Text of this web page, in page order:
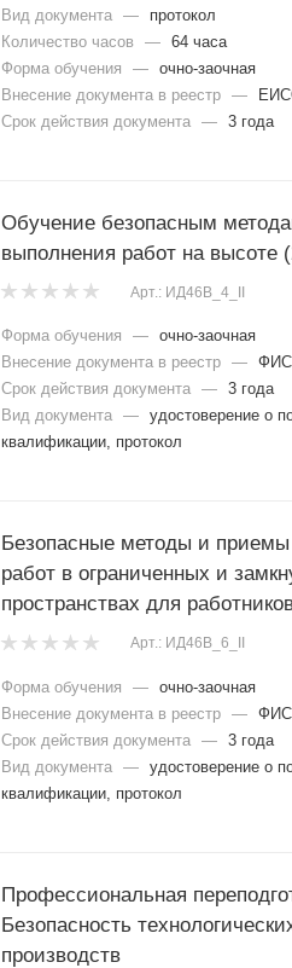
Вид документа —
протокол
Количество часов
— 64 часа
Форма обучения
— очно-заочная
Внесение документа в реестр —
Срок действия документа — 3 года
Обучение безопасным
выполнения работ на высоте
Арт.: ИД46В_4_II
Форма обучения — очно-заочная
Внесение документа в реестр —
Срок действия документа — 3 года
Вид документа — удостоверение о
квалификации, протокол
Безопасные методы и
работ в ограниченных и
пространствах для
Арт.: ИД46В_6_II
Форма обучения — очно-заочная
Внесение документа в реестр —
Срок действия документа — 3 года
Вид документа — удостоверение о
квалификации, протокол
Профессиональная
Безопасность
производств